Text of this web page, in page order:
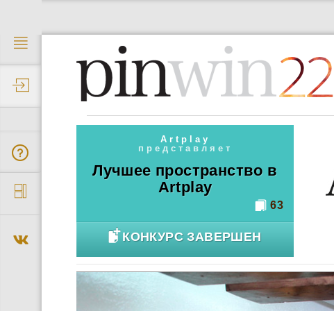
22
Artplay
представляет
Лучшее пространство в
Artplay
63
КОНКУРС ЗАВЕРШЕН